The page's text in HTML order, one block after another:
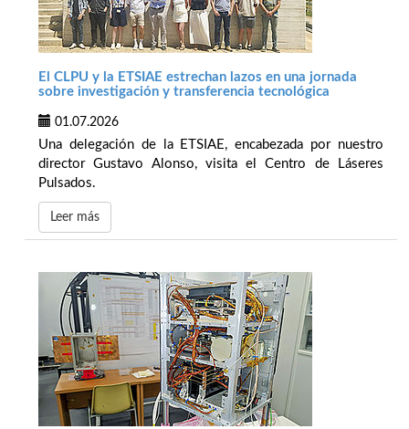
El CLPU y la ETSIAE estrechan lazos en una jornada
sobre investigación y transferencia tecnológica
01.07.2026
Una delegación de la ETSIAE, encabezada por nuestro
director Gustavo Alonso, visita el Centro de Láseres
Pulsados.
Leer más